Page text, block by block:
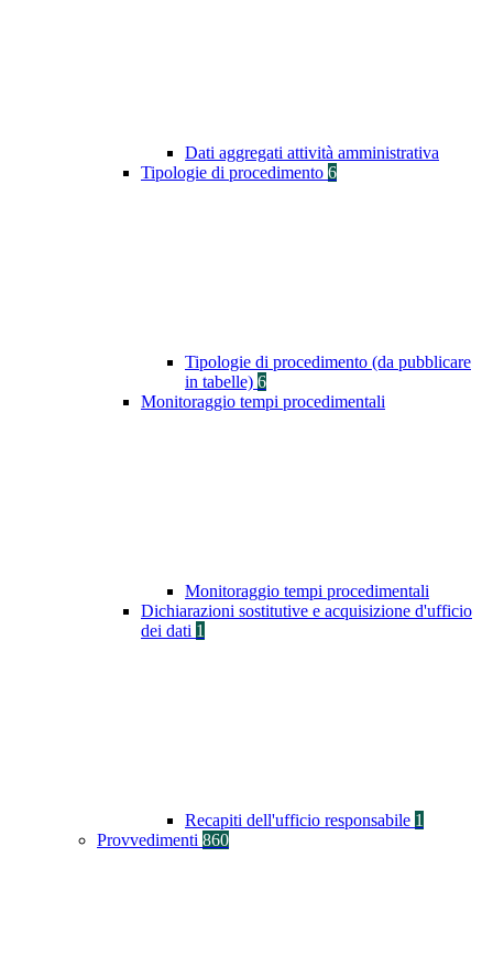
Dati aggregati attività amministrativa
Tipologie di procedimento 6
Tipologie di procedimento (da pubblicare
in tabelle) 6
Monitoraggio tempi procedimentali
Monitoraggio tempi procedimentali
Dichiarazioni sostitutive e acquisizione d'ufficio
dei dati 1
Recapiti dell'ufficio responsabile 1
Provvedimenti 860